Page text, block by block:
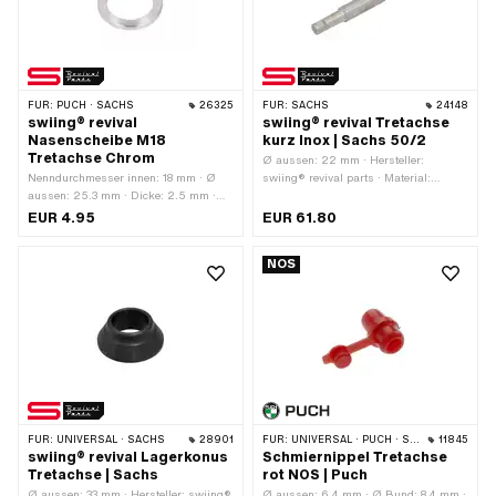
FÜR: PUCH · SACHS 26325
swiing® revival
Nasenscheibe M18
Tretachse Chrom
Nenndurchmesser innen: 18 mm · Ø
aussen: 25.3 mm · Dicke: 2.5 mm ·
Hersteller: swiing® revival parts ·
EUR 4.95
FÜR: SACHS 24148
swiing® revival Tretachse
kurz Inox | Sachs 50/2
Ø aussen: 22 mm · Hersteller:
swiing® revival parts · Material:
bekannt als Nirosta) · Ø
EUR 61.80
FÜR: UNIVERSAL · SACHS 28901
swiing® revival Lagerkonus
Tretachse | Sachs
NOS
FÜR: UNIVERSAL · PUCH · SACHS · PONY / CILO (BETA 521 & 512) 11845
Schmiernippel Tretachse
rot NOS | Puch